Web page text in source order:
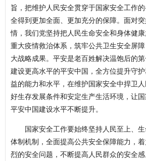
旨，把维护人民安全贯穿于国家安全工作
全得到更加全面、更加充分的保障。面对
情，我们党坚持把人民生命安全和身体健
重大疫情救治体系，筑牢公共卫生安全屏
大战略成果。平安是老百姓解决温饱后的
建设更高水平的平安中国，全方位提升守
益的能力和水平，在维护国家安全中捍卫
好生存发展条件和安定生产生活环境，让
平安中国建设水平不断提升。
国家安全工作要始终坚持人民至上、
体制机制，全面提高公共安全保障能力，
烈的安全问题，不断提高人民群众的安全